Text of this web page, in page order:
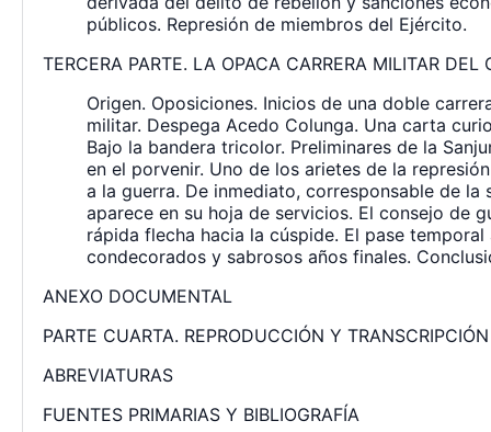
públicos. Represión de miembros del Ejército.
TERCERA PARTE. LA OPACA CARRERA MILITAR DEL
Origen. Oposiciones. Inicios de una doble
militar. Despega Acedo Colunga. Una carta
Bajo la bandera tricolor. Preliminares de la
en el porvenir. Uno de los arietes de la
a la guerra. De inmediato, corresponsable de
aparece en su hoja de servicios. El consejo de
rápida flecha hacia la cúspide. El pase
condecorados y sabrosos años finales.
ANEXO DOCUMENTAL
PARTE CUARTA. REPRODUCCIÓN Y
ABREVIATURAS
FUENTES PRIMARIAS Y BIBLIOGRAFÍA